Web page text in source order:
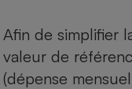
Afin de simplifier
valeur de
(dépense